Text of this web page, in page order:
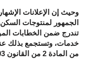
وحيث إن الإعلانات
الجمهور لمنتوجات
تندرج ضمن الخطابات
من المادة 2 من القانون 77.03 المتعلق بالاتصال السمعي البصري ؛